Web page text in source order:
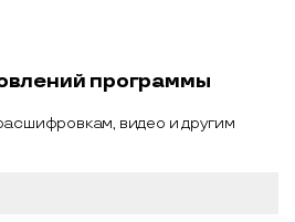
программы
видео и другим